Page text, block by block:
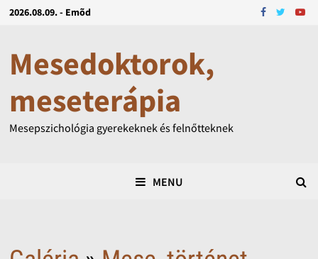
2026.08.09. - Emõd
Mesedoktorok,
meseterápia
Mesepszichológia gyerekeknek és felnőtteknek
MENU